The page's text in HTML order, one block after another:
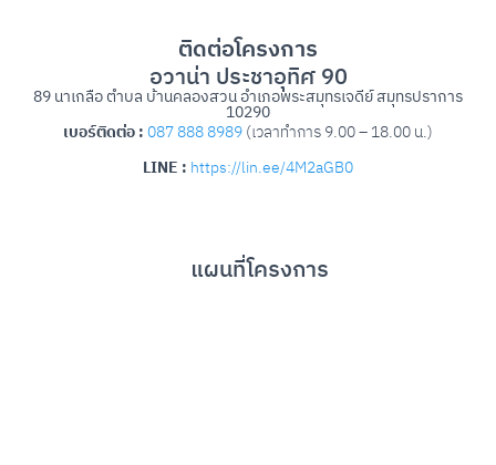
ติดต่อโครงการ
อวาน่า ประชาอุทิศ 90
89 นาเกลือ ตำบล บ้านคลองสวน อำเภอพระสมุทรเจดีย์ สมุทรปราการ
10290
เบอร์ติดต่อ : 087 888 8989(เวลาทำการ 9.00 – 18.00 น.)
LINE : https://lin.ee/4M2aGB0
แผนที่โครงการ